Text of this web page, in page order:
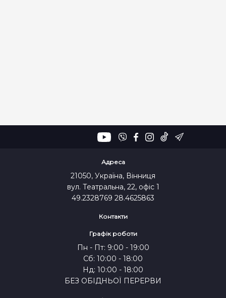
Адреса
21050, Україна, Вінниця
вул. Театральна, 22, офіс 1
49.2328769 28.4625863
Контакти
Графік роботи
Пн - Пт: 9:00 - 19:00
Сб: 10:00 - 18:00
Нд: 10:00 - 18:00
БЕЗ ОБІДНЬОЇ ПЕРЕРВИ